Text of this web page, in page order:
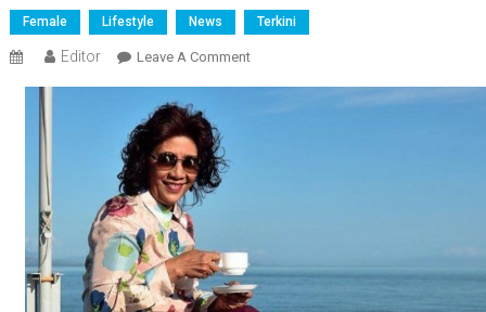
Female Lifestyle News Terkini
Editor Leave A CommentOn